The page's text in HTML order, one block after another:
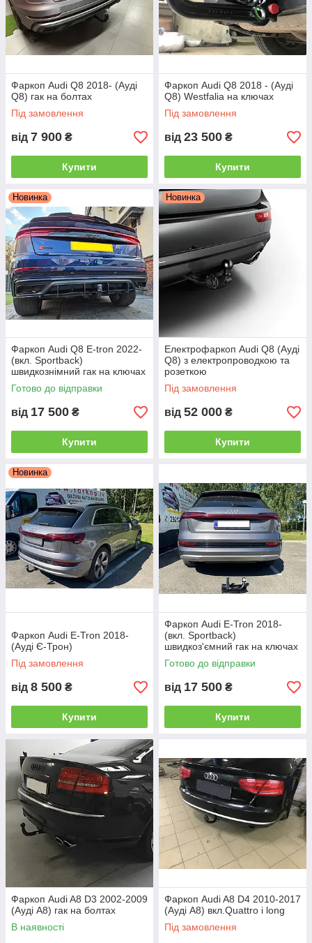
Фаркоп Audi Q8 2018- (Ауді
Q8) гак на болтах
Під замовлення
від 7 900 ₴
Купити
Фаркоп Audi Q8 2018 - (Ауді
Q8) Westfalia на ключах
Під замовлення
від 23 500 ₴
Купити
Новинка
Фаркоп Audi Q8 E-tron 2022-
(вкл. Sportback)
швидкознімний гак на ключах
Готово до відправки
від 17 500 ₴
Купити
Новинка
Електрофаркоп Audi Q8 (Ауді
Q8) з електропроводкою та
розеткою
Під замовлення
від 52 000 ₴
Купити
Новинка
Фаркоп Audi E-Tron 2018-
(Ауді Є-Трон)
Під замовлення
від 8 500 ₴
Купити
Фаркоп Audi E-Tron 2018-
(вкл. Sportback)
швидкоз'ємний гак на ключах
Готово до відправки
від 17 500 ₴
Купити
Фаркоп Audi A8 D3 2002-2009
(Ауді А8) гак на болтах
В наявності
Фаркоп Audi A8 D4 2010-2017
(Ауді А8) вкл.Quattro і long
Під замовлення